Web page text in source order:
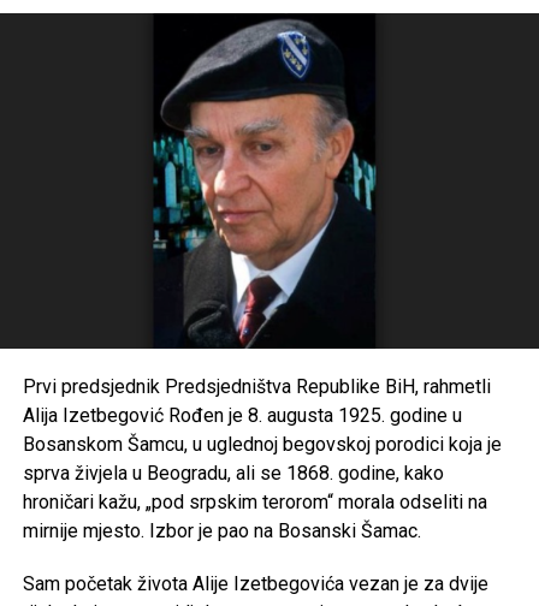
rješenjem, broj: 04/1-012-2-645/9 od 07.03.2019. godine
jednostrano raskinula zaključeni Ugovor o koncesiji i na taj
način jednostrano oduzela koncesionaru koncesiono pravo,
odnosno onemogućila izgradnju i korištenje Vjetroparka
Bez pravnog osnova
Iz zagrebačke firme navode da je Vlada RS jednostrano
rsakinula koncesioni ugovor iako za to nije postojao pravni
osnov, jer su izvršili sve obaveze. No, uprkos tome,
navode, Vlada je “prikrivajući stvarne činjenice, predložila je
Zakona o obnovijivim izvorima energije i na taj način
onemogućila Koncesionaru ostvarivanje prava na
garantovanu otkupnu cijenu proizvedene električne
energije”.
Kažu da je Vlada RS jednostrano raskinula Ugovor o
zaključenja Aneksa VI Ugovora koje je predviđao
Prvi predsjednik Predsjedništva Republike BiH, rahmetli
Alija Izetbegović Rođen je 8. augusta 1925. godine u
Bosanskom Šamcu, u uglednoj begovskoj porodici koja je
sprva živjela u Beogradu, ali se 1868. godine, kako
hroničari kažu, „pod srpskim terorom“ morala odseliti na
mirnije mjesto. Izbor je pao na Bosanski Šamac.
Sam početak života Alije Izetbegovića vezan je za dvije